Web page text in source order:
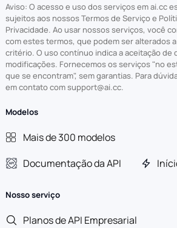
Aviso: O acesso e uso dos serviços em ai.cc
sujeitos aos nossos Termos de Serviço e
Privacidade. Ao usar nossos serviços, você
com estes termos, que podem ser alterados
critério. O uso contínuo indica a aceitação de
modificações. Fornecemos os serviços "no
que se encontram", sem garantias. Para
em contato com support@ai.cc.
Modelos
Mais de 300 modelos
Documentação da API
Nosso serviço
Planos de API Empresarial